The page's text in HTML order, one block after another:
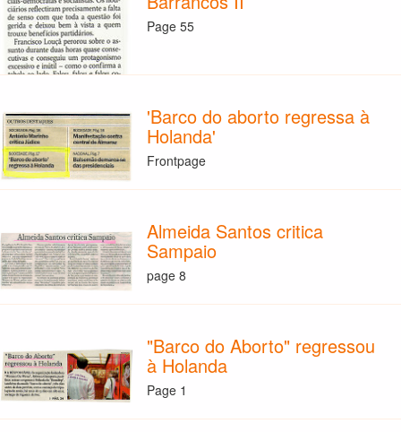
Page 55
'Barco do aborto regressa à
Holanda'
Frontpage
Almeida Santos critica
Sampaio
page 8
"Barco do Aborto" regressou
à Holanda
Page 1